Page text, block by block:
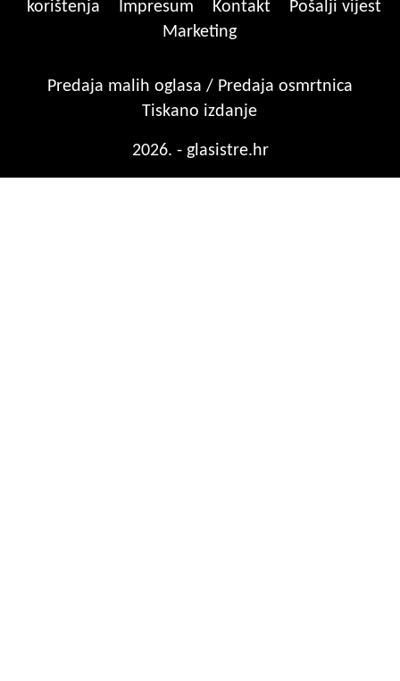
korištenja
Impresum Kontakt
Pošalji vijest
Marketing
Predaja malih oglasa / Predaja osmrtnica
Tiskano izdanje
2026. - glasistre.hr